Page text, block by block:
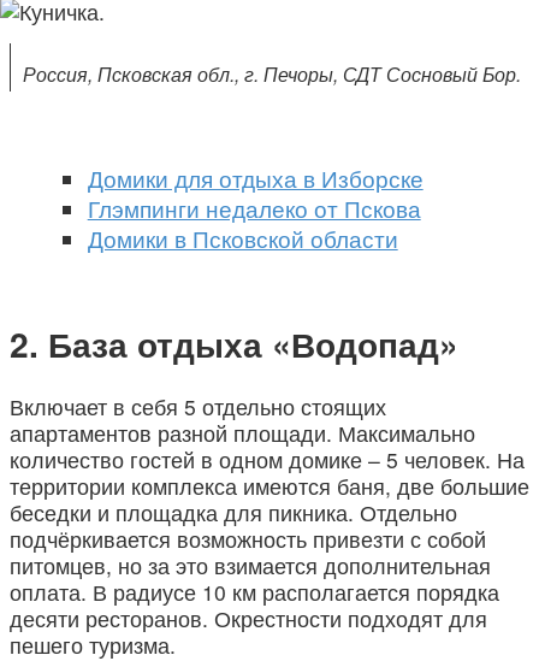
Россия, Псковская обл., г. Печоры, СДТ Сосновый Бор.
Домики для отдыха в Изборске
Глэмпинги недалеко от Пскова
Домики в Псковской области
База отдыха «Водопад»
Включает в себя 5 отдельно стоящих
апартаментов разной площади. Максимально
количество гостей в одном домике – 5 человек. На
территории комплекса имеются баня, две большие
беседки и площадка для пикника. Отдельно
подчёркивается возможность привезти с собой
питомцев, но за это взимается дополнительная
оплата. В радиусе 10 км располагается порядка
десяти ресторанов. Окрестности подходят для
пешего туризма.